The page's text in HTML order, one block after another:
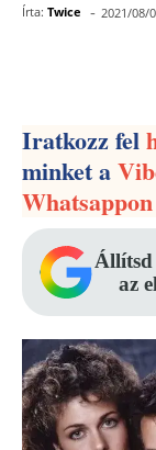
Írta: Twice - 2021/08/
Iratkozz fel
minket a
Whatsappon
Állítsd
az